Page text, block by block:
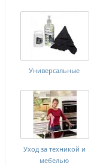
Универсальные
Уход за техникой и
мебелью